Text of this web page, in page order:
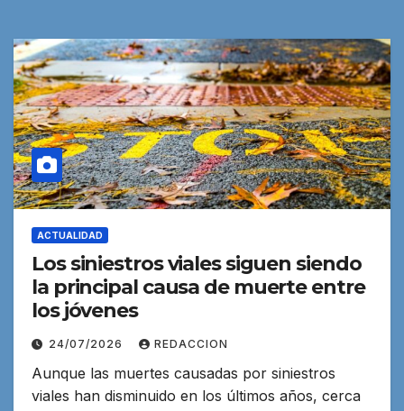
ACTUALIDAD
Los siniestros viales siguen siendo
la principal causa de muerte entre
los jóvenes
24/07/2026 REDACCION
Aunque las muertes causadas por siniestros
viales han disminuido en los últimos años, cerca